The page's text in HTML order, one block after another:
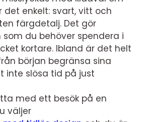
det enkelt: svart, vitt och
färgdetalj. Det gör
du behöver spendera i
kortare. Ibland är det helt
början begränsa sina
inte slösa tid på just
med ett besök på en
väljer